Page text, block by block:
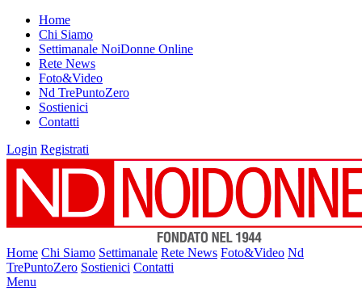
Home
Chi Siamo
Settimanale NoiDonne Online
Rete News
Foto&Video
Nd TrePuntoZero
Sostienici
Contatti
Login Registrati
Home Chi Siamo Settimanale Rete News Foto&Video Nd
TrePuntoZero Sostienici Contatti
Menu